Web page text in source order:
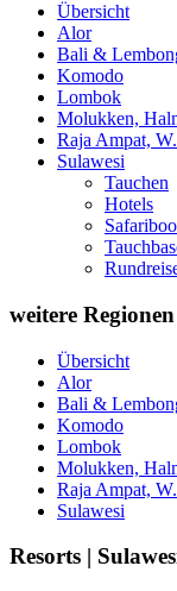
Übersicht
Alor
Bali &
Komodo
Lombok
Molukken,
Raja Ampat,
Sulawesi
Tauchen
Hotels
weitere Regionen
Übersicht
Alor
Bali &
Komodo
Lombok
Molukken,
Raja Ampat,
Sulawesi
Resorts |